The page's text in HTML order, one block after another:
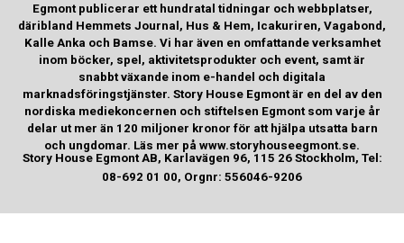
Egmont publicerar ett hundratal tidningar och webbplatser,
däribland Hemmets Journal, Hus & Hem, Icakuriren, Vagabond,
Kalle Anka och Bamse. Vi har även en omfattande verksamhet
inom böcker, spel, aktivitetsprodukter och event, samt är
snabbt växande inom e-handel och digitala
marknadsföringstjänster. Story House Egmont är en del av den
nordiska mediekoncernen och stiftelsen Egmont som varje år
delar ut mer än 120 miljoner kronor för att hjälpa utsatta barn
och ungdomar. Läs mer på www.storyhouseegmont.se.
Story House Egmont AB, Karlavägen 96, 115 26 Stockholm, Tel:
08-692 01 00, Orgnr: 556046-9206